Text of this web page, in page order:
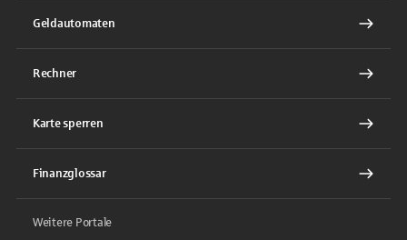
Geldautomaten
Rechner
Karte sperren
Finanzglossar
Weitere Portale